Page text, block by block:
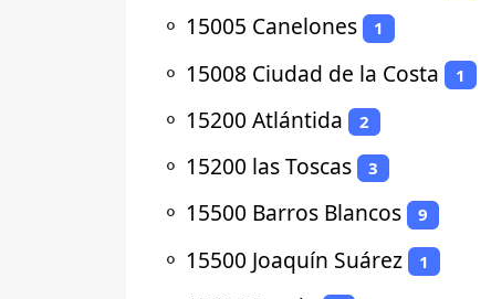
⚬ 15005 Canelones 1
⚬ 15008 Ciudad de la Costa 1
⚬ 15200 Atlántida 2
⚬ 15200 las Toscas 3
⚬ 15500 Barros Blancos 9
⚬ 15500 Joaquín Suárez 1